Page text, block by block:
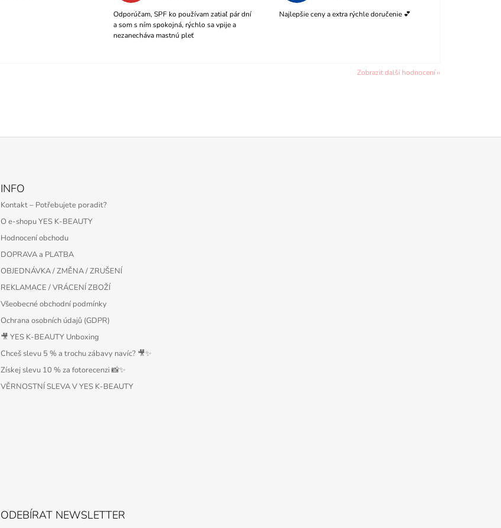
Odporúčam, SPF ko používam zatiaľ pár dní
a som s ním spokojná, rýchlo sa vpije a
nezanecháva mastnú pleť
Najlepšie ceny a extra rýchle doručenie 💕
Zobrazit další hodnocení
INFO
Kontakt – Potřebujete poradit?
O e-shopu YES K-BEAUTY
Hodnocení obchodu
DOPRAVA a PLATBA
OBJEDNÁVKA / ZMĚNA / ZRUŠENÍ
REKLAMACE / VRÁCENÍ ZBOŽÍ
Všeobecné obchodní podmínky
Ochrana osobních údajů (GDPR)
🎥 YES K-BEAUTY Unboxing
Chceš slevu 5 % a trochu zábavy navíc? 🎥✨
Získej slevu 10 % za fotorecenzi 📸✨
VĚRNOSTNÍ SLEVA V YES K-BEAUTY
ODEBÍRAT NEWSLETTER